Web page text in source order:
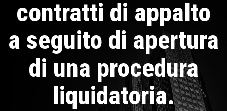
contratti di appalto
a seguito di apertura
di una procedura
liquidatoria.